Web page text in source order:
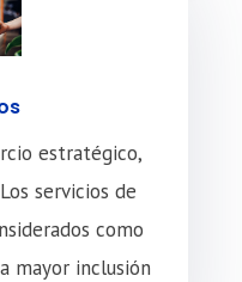
estratégico,
servicios de
como
mayor inclusión